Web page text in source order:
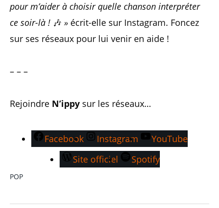
pour m’aider à choisir quelle chanson interpréter
ce soir-là ! 🎶 » écrit-elle sur Instagram. Foncez
sur ses réseaux pour lui venir en aide !
– – –
Rejoindre N’ippy sur les réseaux…
Facebook Instagram
YouTube
Site officiel
Spotify
POP